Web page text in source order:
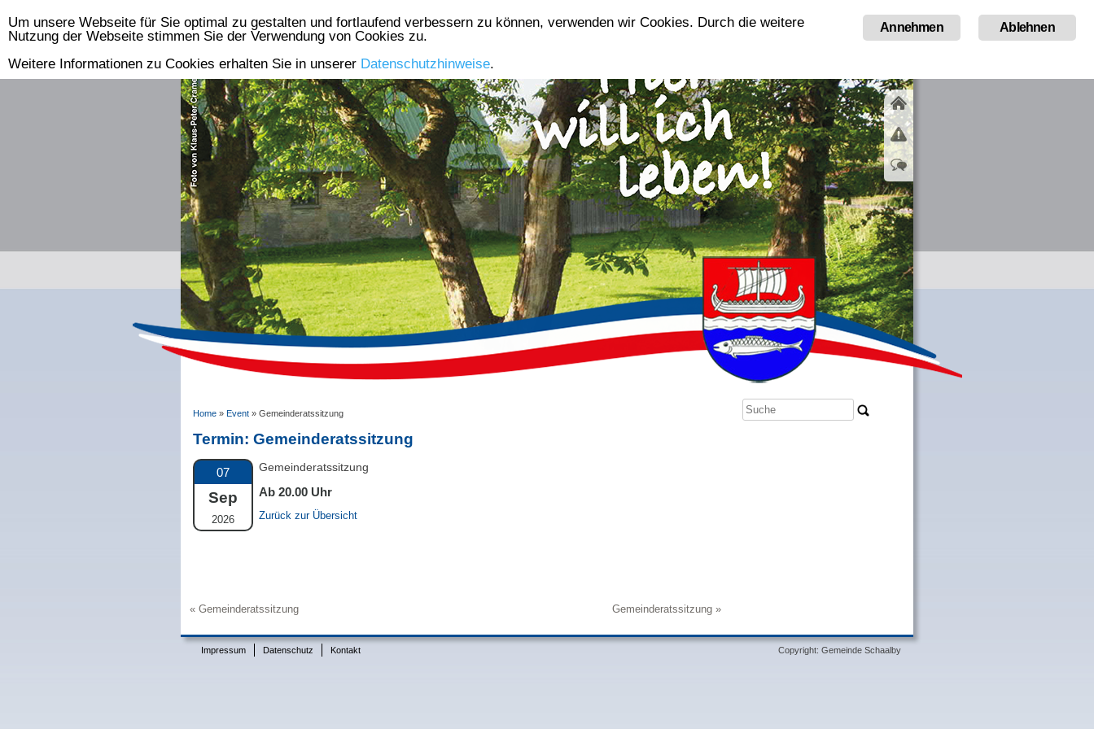
Skip
content
Die Gemeinde Aktuelles Gewerbe Vereine Tourismus
Home » Event » Gemeinderatssitzung
Termin: Gemeinderatssitzung
07
Sep
2026
Gemeinderatssitzung
Ab 20.00 Uhr
Zurück zur Übersicht
Navigation
Gemeinderatssitzung Gemeinderatssitzung
Impressum Datenschutz Kontakt Copyright: Gemeinde Schaalby
Ablehnen
Annehmen
Um unsere Webseite für Sie optimal zu gestalten und fortlaufend verbessern zu können, verwenden wir Cookies. Durch die weitere
Nutzung der Webseite stimmen Sie der Verwendung von Cookies zu.
Weitere Informationen zu Cookies erhalten Sie in unserer Datenschutzhinweise.